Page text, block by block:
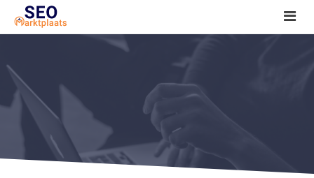
SEO tools reviews
Marketeer bij jou in de buurt?
Offerte
1. Seo voor beginners +
2. Onderzoeken +